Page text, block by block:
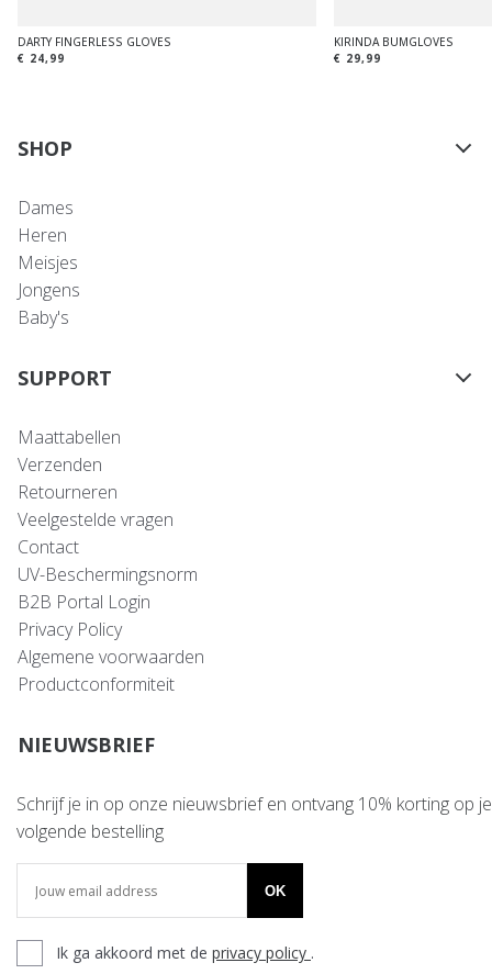
DARTY FINGERLESS GLOVES
€ 24,99
KIRINDA BUMGLOVES
€ 29,99
SHOP
Dames
Heren
Meisjes
Jongens
Baby's
SUPPORT
Maattabellen
Verzenden
Retourneren
Veelgestelde vragen
Contact
UV-Beschermingsnorm
B2B Portal Login
Privacy Policy
Algemene voorwaarden
Productconformiteit
NIEUWSBRIEF
Schrijf je in op onze nieuwsbrief en ontvang 10% korting op je
volgende bestelling
OK
Ik ga akkoord met de privacy policy .